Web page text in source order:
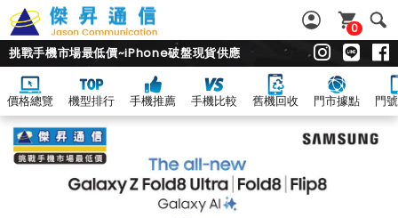
0
挑戰手機市場最低價~iPhone破盤現貨供應
價格總覽 機型排行 手機推薦 手機比較 舊機回收 門市據點 門